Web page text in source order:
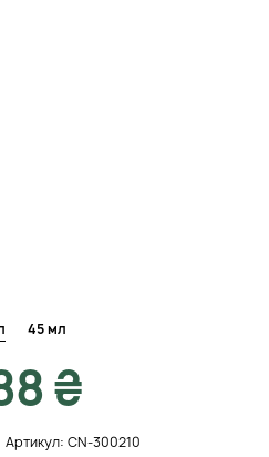
45 мл
₴
Артикул: CN-300210